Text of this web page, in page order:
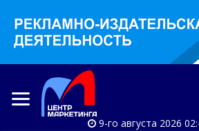
9-го августа 2026